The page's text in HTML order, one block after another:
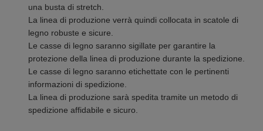
una busta di stretch.
La linea di produzione verrà quindi collocata in scatole di
legno robuste e sicure.
Le casse di legno saranno sigillate per garantire la
protezione della linea di produzione durante la spedizione.
Le casse di legno saranno etichettate con le pertinenti
informazioni di spedizione.
La linea di produzione sarà spedita tramite un metodo di
spedizione affidabile e sicuro.